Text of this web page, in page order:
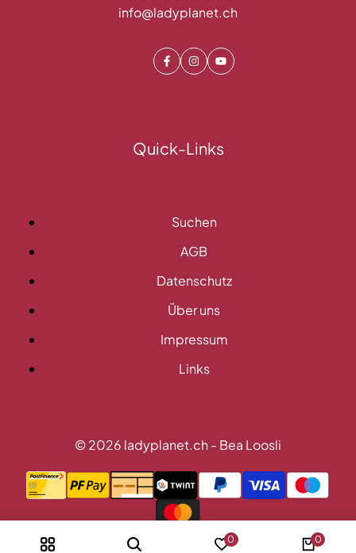
info@ladyplanet.ch
Facebook
Instagram
Youtube
Quick-Links
Suchen
AGB
Datenschutz
Über uns
Impressum
Links
© 2026 ladyplanet.ch - Bea Loosli
0 0